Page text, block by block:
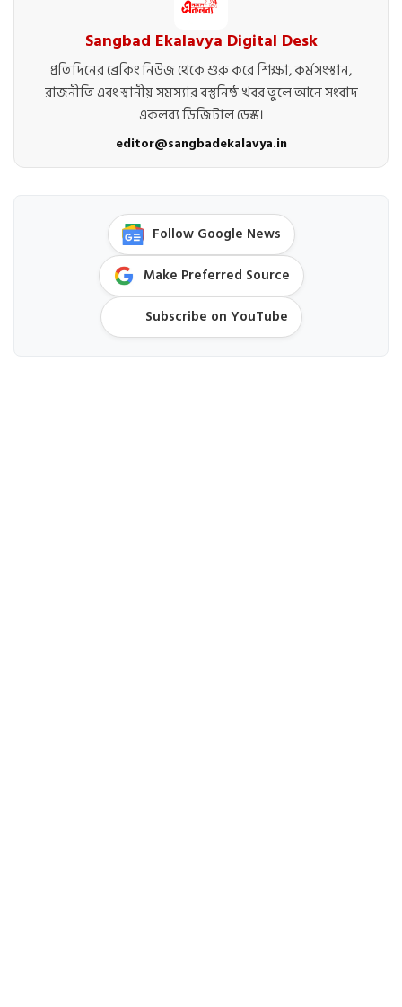
Sangbad Ekalavya Digital Desk
প্রতিদিনের ব্রেকিং নিউজ থেকে শুরু করে শিক্ষা, কর্মসংস্থান,
রাজনীতি এবং স্থানীয় সমস্যার বস্তুনিষ্ঠ খবর তুলে আনে সংবাদ
একলব্য ডিজিটাল ডেস্ক।
editor@sangbadekalavya.in
Follow Google News
Make Preferred Source
Subscribe on YouTube